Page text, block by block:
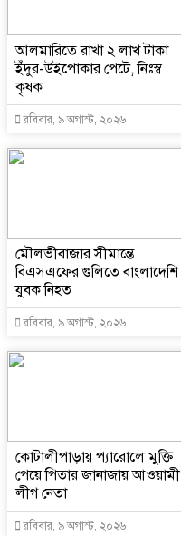
আলমারিতে রাখা ২ লাখ টাকা
ইঁদুর-উইপোকার পেটে, নিঃস্ব
কৃষক
রবিবার, ৯ অগাস্ট, ২০২৬
মৌলভীবাজার সীমান্তে
বিএসএফের গুলিতে বাংলাদেশি
যুবক নিহত
রবিবার, ৯ অগাস্ট, ২০২৬
কোটালীপাড়ায় প্যারোলে মুক্তি
পেয়ে পিতার জানাজায় আওয়ামী
লীগ নেতা
রবিবার, ৯ অগাস্ট, ২০২৬